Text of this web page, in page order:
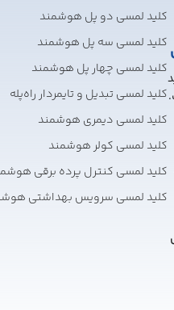
کلید لمسی دو پل هوشمند
کلید لمسی سه پل هوشمند
کلید لمسی چهار پل هوشمند
کلید لمسی تبدیل و تایمر‌دار راه‌پله
کلید لمسی دیمری هوشمند
کلید لمسی کولر هوشمند
کلید لمسی کنترل پرده برقی
کلید لمسی سرویس بهداشتی